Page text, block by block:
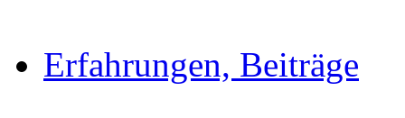
Erfahrungen, Beiträge